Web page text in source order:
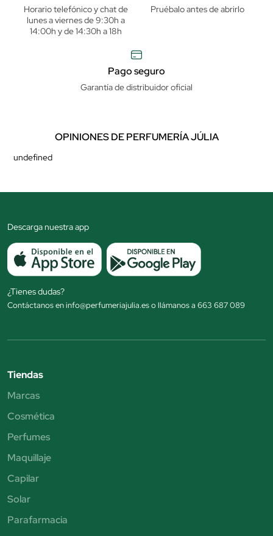
Horario telefónico y chat de
lunes a viernes de 9:30h a
14:00h y de 14:30h a 18h
Pruébalo antes de abrirlo
Pago seguro
Garantía de distribuidor oficial
OPINIONES DE PERFUMERÍA JÚLIA
undefined
Descarga nuestra app
¿Tienes dudas?
Contáctanos en info@perfumeriajulia.es o llámanos a 663 687 089
Tiendas
Marcas
Cosmética
Perfumes
Maquillaje
Capilar
Solar
Parafarmacia